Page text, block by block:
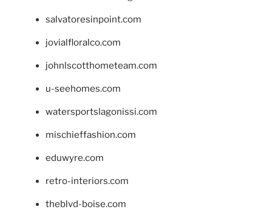
salvatoresinpoint.com
jovialfloralco.com
johnlscotthometeam.com
u-seehomes.com
watersportslagonissi.com
mischieffashion.com
eduwyre.com
retro-interiors.com
theblvd-boise.com